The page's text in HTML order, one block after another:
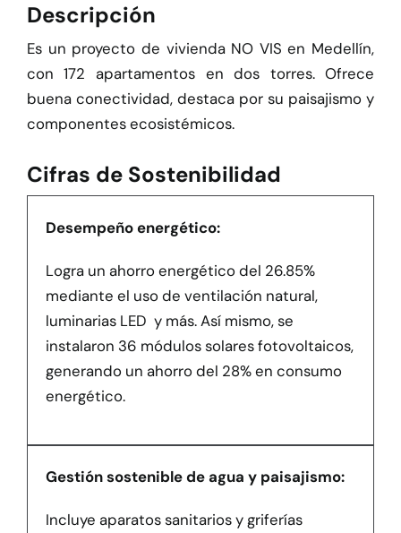
Descripción
Es un proyecto de vivienda NO VIS en Medellín,
con 172 apartamentos en dos torres. Ofrece
buena conectividad, destaca por su paisajismo y
componentes ecosistémicos.
Cifras de Sostenibilidad
Desempeño energético:
Logra un ahorro energético del 26.85%
mediante el uso de ventilación natural,
luminarias LED y más. Así mismo, se
instalaron 36 módulos solares fotovoltaicos,
generando un ahorro del 28% en consumo
energético.
Gestión sostenible de agua y paisajismo:
Incluye aparatos sanitarios y griferías